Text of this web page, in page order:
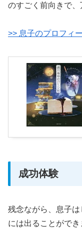
のすごく前向きで、
>> 息子のプロフィ
成功体験
残念ながら、息子
には出ることができ